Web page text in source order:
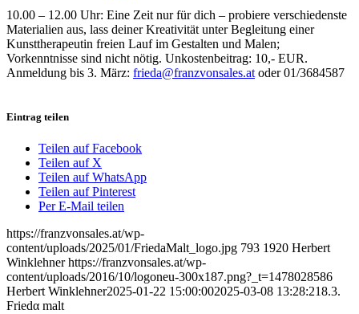
10.00 – 12.00 Uhr: Eine Zeit nur für dich – probiere verschiedenste
Materialien aus, lass deiner Kreativität unter Begleitung einer
Kunsttherapeutin freien Lauf im Gestalten und Malen;
Vorkenntnisse sind nicht nötig. Unkostenbeitrag: 10,- EUR.
Anmeldung bis 3. März: frieda@franzvonsales.at oder 01/3684587
Eintrag teilen
Teilen auf Facebook
Teilen auf X
Teilen auf WhatsApp
Teilen auf Pinterest
Per E-Mail teilen
https://franzvonsales.at/wp-
content/uploads/2025/01/FriedaMalt_logo.jpg 793 1920 Herbert
Winklehner https://franzvonsales.at/wp-
content/uploads/2016/10/logoneu-300x187.png?_t=1478028586
Herbert Winklehner2025-01-22 15:00:002025-03-08 13:28:218.3.
Friedα malt